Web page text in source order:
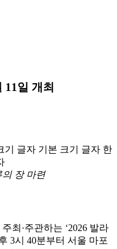
11일 개최
기 글자 기본 크기 글자 한
장 마련
최·주관하는 ‘2026 발라
3시 40분부터 서울 마포